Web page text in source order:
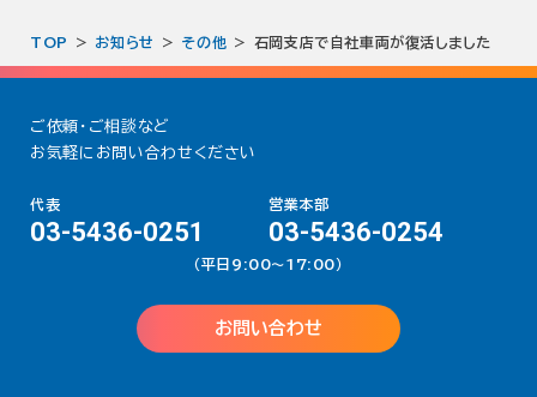
TOP お知らせ その他 石岡支店で自社車両が復活しました
ご依頼・ご相談など
お気軽にお問い合わせください
代表
03-5436-0251
営業本部
03-5436-0254
（平日9:00〜17:00）
お問い合わせ